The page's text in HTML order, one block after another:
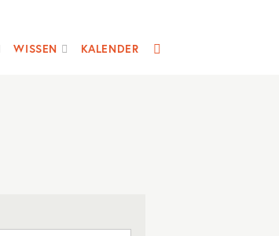
WISSEN KALENDER